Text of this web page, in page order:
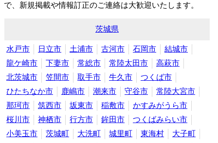
で、新規掲載や情報訂正のご連絡は大歓迎いたします。
茨城県
水戸市 日立市 土浦市 古河市 石岡市
結城市
龍ケ崎市
下妻市 常総市 常陸太田市
高萩市
北茨城市
笠間市 取手市 牛久市
つくば市
ひたちなか市
鹿嶋市 潮来市 守谷市
常陸大宮市
那珂市
筑西市 坂東市 稲敷市
かすみがうら市
桜川市
神栖市 行方市 鉾田市
つくばみらい市
小美玉市
茨城町 大洗町 城里町 東海村
大子町